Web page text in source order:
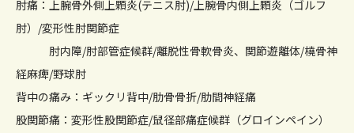
肘痛：上腕骨外側上顆炎(テニス肘)/上腕骨内側上顆炎（ゴルフ
肘）/変形性肘関節症
肘内障/肘部管症候群/離脱性骨軟骨炎、関節遊離体/橈骨神
経麻痺/野球肘
背中の痛み：ギックリ背中/肋骨骨折/肋間神経痛
股関節痛：変形性股関節症/鼠径部痛症候群（グロインペイン）